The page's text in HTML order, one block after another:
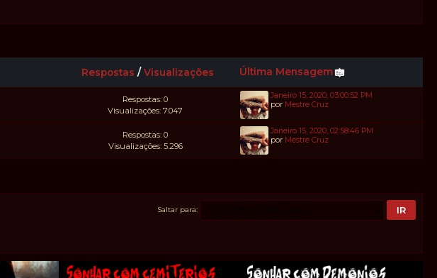
Respostas / Visualizações Última Mensagem
Respostas: 0
Visualizações: 7.047
Janeiro 15, 2020, 03:00:52 PM
por Mestre Cruz
Respostas: 0
Visualizações: 5.296
Janeiro 15, 2020, 02:58:46 PM
por Mestre Cruz
Saltar para